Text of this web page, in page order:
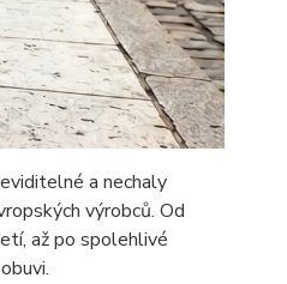
a nechaly
výrobců. Od
až po spolehlivé